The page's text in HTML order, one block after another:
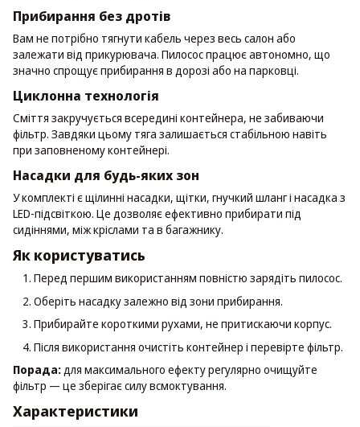
Прибирання без дротів
Вам не потрібно тягнути кабель через весь салон або
залежати від прикурювача. Пилосос працює автономно, що
значно спрощує прибирання в дорозі або на парковці.
Циклонна технологія
Сміття закручується всередині контейнера, не забиваючи
фільтр. Завдяки цьому тяга залишається стабільною навіть
при заповненому контейнері.
Насадки для будь-яких зон
У комплекті є щілинні насадки, щітки, гнучкий шланг і насадка з
LED-підсвіткою. Це дозволяє ефективно прибирати під
сидіннями, між кріслами та в багажнику.
Як користуватись
Перед першим використанням повністю зарядіть пилосос.
Оберіть насадку залежно від зони прибирання.
Прибирайте короткими рухами, не притискаючи корпус.
Після використання очистіть контейнер і перевірте фільтр.
Порада:для максимального ефекту регулярно очищуйте
фільтр — це зберігає силу всмоктування.
Характеристики